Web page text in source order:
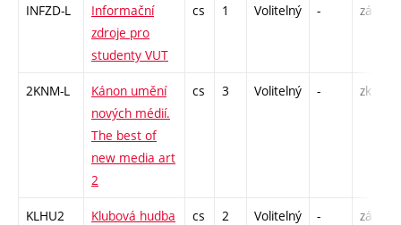
INFZD-L
Informační
zdroje pro
studenty VUT
cs 1 Volitelný - zá
2KNM-L
Kánon umění
nových médií.
The best of
new media art
2
cs 3 Volitelný - zk
KLHU2
Klubová hudba
cs 2 Volitelný - zá